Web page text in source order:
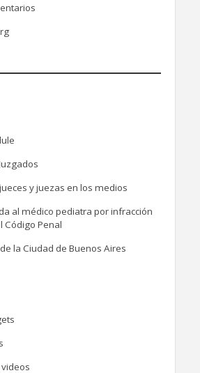
y juezas en los medios
al médico pediatra por infracción
Código Penal
la Ciudad de Buenos Aires